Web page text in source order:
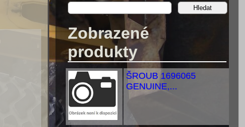
Zobrazené
produkty
ŠROUB 1696065
GENUINE,...